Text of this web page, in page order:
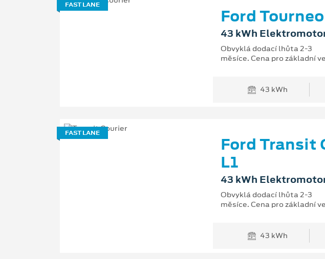
FAST LANE
Ford
43 kWh
Obvyklá dodací lhůta 2-3
měsíce. Cena pro základní
43 kWh
FAST LANE
Ford Transit
L1
43 kWh
Obvyklá dodací lhůta 2-3
měsíce. Cena pro základní
43 kWh